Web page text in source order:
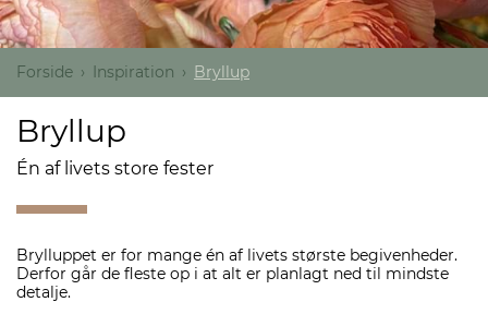
Forside Inspiration Bryllup
Bryllup
Én af livets store fester
Brylluppet er for mange én af livets største begivenheder.
Derfor går de fleste op i at alt er planlagt ned til mindste
detalje.